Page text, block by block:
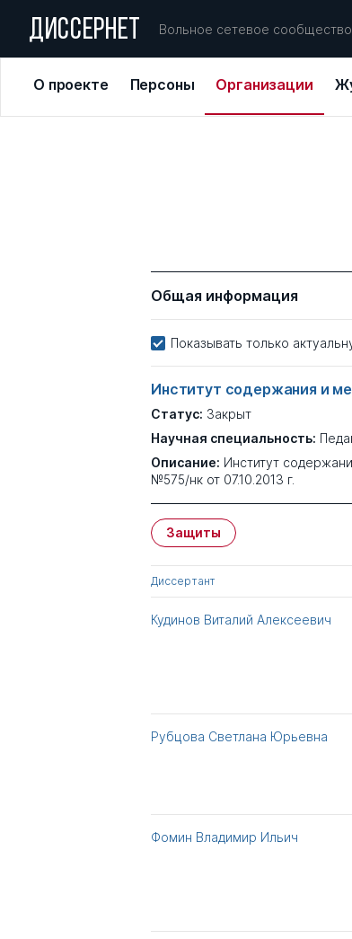
ДИССЕРНЕТ Вольное сетевое сообщество
О проекте Персоны Организации
Общая информация
Показывать только
Институт содержания и
Статус: Закрыт
Научная специальность:
Описание: Институт
№575/нк от 07.10.2013 г.
Защиты
Диссертант
Кудинов Виталий Алексеевич
Рубцова Светлана Юрьевна
Фомин Владимир Ильич